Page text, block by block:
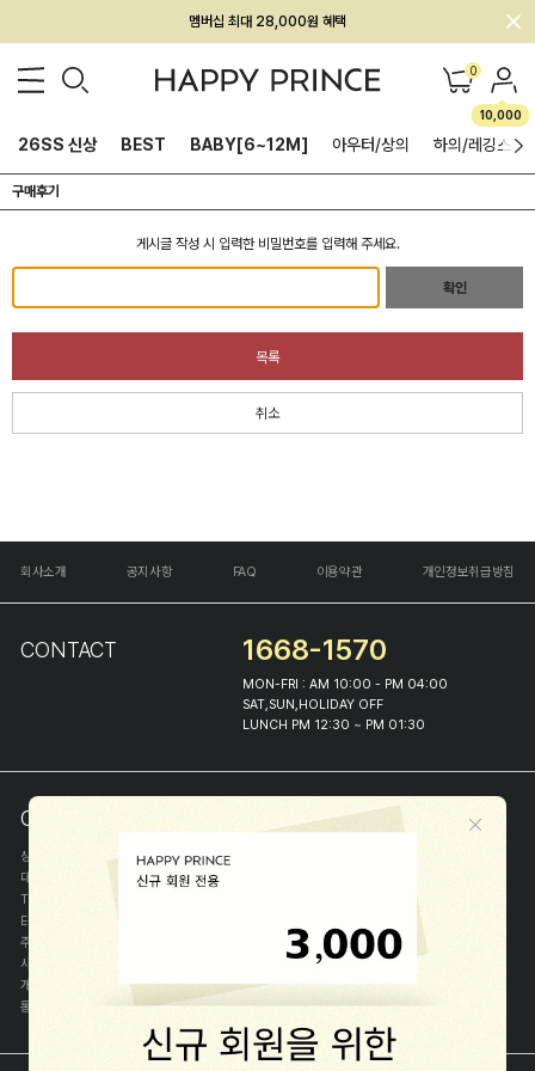
멤버십 최대 28,000원 혜택
0
10,000
26SS 신상 BEST BABY[6~12M] 아우터/상의 하의/레깅스
구매후기
게시글 작성 시 입력한 비밀번호를 입력해 주세요.
확인
목록
취소
회사소개 공지사항 FAQ 이용약관 개인정보취급방침
CONTACT 1668-1570
MON-FRI : AM 10:00 - PM 04:00
SAT,SUN,HOLIDAY OFF
LUNCH PM 12:30 ~ PM 01:30
COMPANY INFO
상호
(주)해피프린스
대표
이화진
TEL
E-MAIL
주소
사업자등록번호
개인정보관리자
이화진
통신판매신고번호
제 2018-서울종로-1384 호[사업자정보확인]